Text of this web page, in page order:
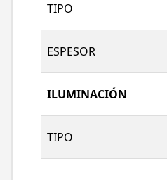
TIPO
ESPESOR
ILUMINACIÓN
TIPO